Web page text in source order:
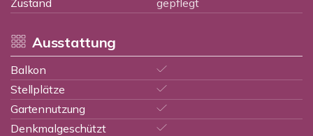
Zustand
gepflegt
Ausstattung
Balkon
Stellplätze
Gartennutzung
Denkmalgeschützt